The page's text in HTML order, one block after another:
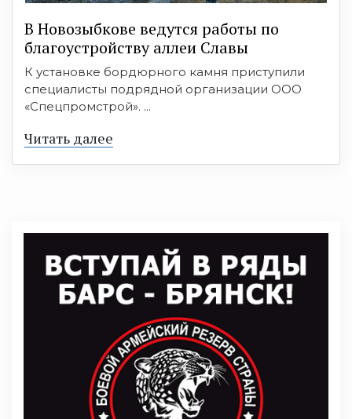
В Новозыбкове ведутся работы по
благоустройству аллеи Славы
К установке бордюрного камня приступили
специалисты подрядной организации ООО
«Спецпромстрой». ...
Читать далее